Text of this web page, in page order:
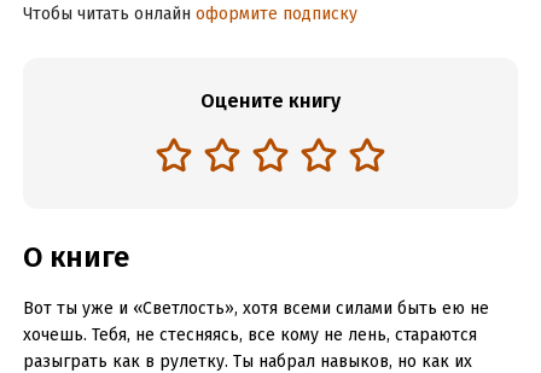
Чтобы читать онлайн оформите подписку
Оцените книгу
О книге
Вот ты уже и «Светлость», хотя всеми силами быть ею не
хочешь. Тебя, не стесняясь, все кому не лень, стараются
разыграть как в рулетку. Ты набрал навыков, но как их